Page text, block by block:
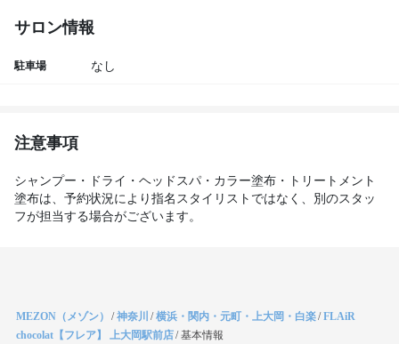
サロン情報
駐車場 なし
注意事項
シャンプー・ドライ・ヘッドスパ・カラー塗布・トリートメント
塗布は、予約状況により指名スタイリストではなく、別のスタッ
フが担当する場合がございます。
MEZON（メゾン） /神奈川 /横浜・関内・元町・上大岡・白楽/FLAiR
chocolat【フレア】 上大岡駅前店/基本情報